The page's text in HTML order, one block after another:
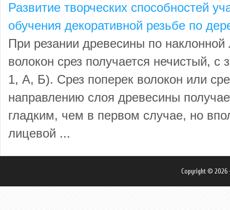
Развитие творческих способностей
обучения декоративной резьбе по
При резании древесины по наклонной
волокон срез получается нечистый, с
1, А, Б). Срез поперек волокон или
направлению слоя древесины
гладким, чем в первом случае, но
лицевой ...
Copyright © 2026